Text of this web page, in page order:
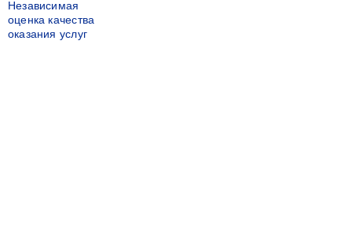
Независимая
оценка качества
оказания услуг